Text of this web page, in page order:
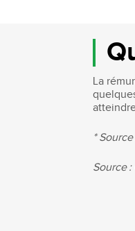
La
*
Source